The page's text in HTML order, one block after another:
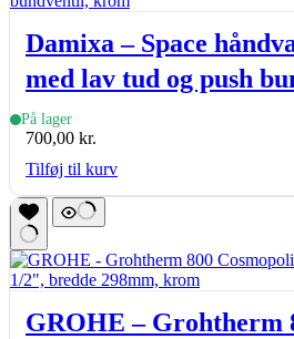
Damixa – Space
med lav tud og push
På lager
700,00 kr.
Tilføj til kurv
GROHE – Grohtherm